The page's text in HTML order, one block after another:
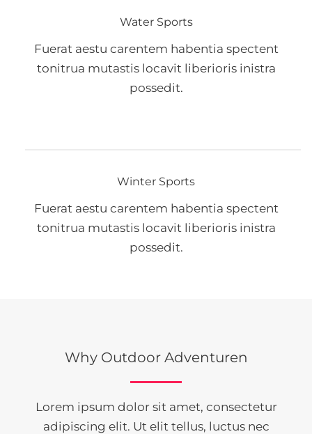
Water Sports
Fuerat aestu carentem habentia spectent
tonitrua mutastis locavit liberioris inistra
possedit.
Winter Sports
Fuerat aestu carentem habentia spectent
tonitrua mutastis locavit liberioris inistra
possedit.
Why Outdoor Adventuren
Lorem ipsum dolor sit amet, consectetur
adipiscing elit. Ut elit tellus, luctus nec